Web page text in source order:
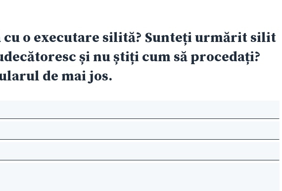
cu o executare silită? Sunteți urmărit silit
și nu știți cum să procedați?
de mai jos.